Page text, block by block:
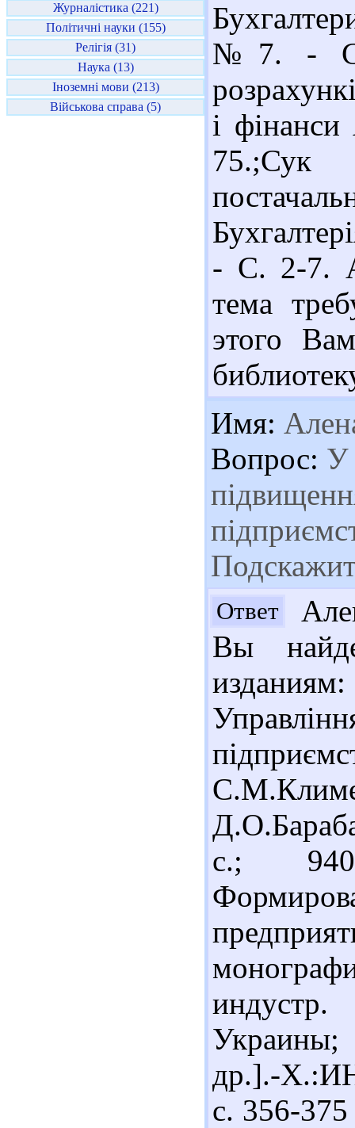
Журналістика (221)
Політичні науки (155)
Релігія (31)
Наука (13)
Іноземні мови (213)
Військова справа (5)
№7. - С.
і
75.;Сук
- С. 2-7.
тема
этого
Имя:
Вопрос: У
Ответ
Вы
с.;
др.].-
с. 356-